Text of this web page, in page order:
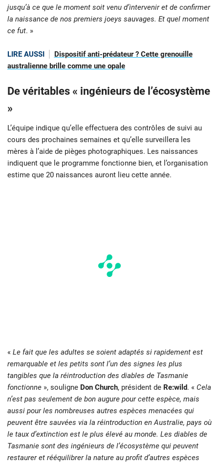
jusqu’à ce que le moment soit venu d’intervenir et de confirmer
la naissance de nos premiers joeys sauvages. Et quel moment
ce fut. »
LIRE AUSSI
Dispositif anti-prédateur ? Cette grenouille
australienne brille comme une opale
De véritables « ingénieurs de l’écosystème
»
L’équipe indique qu’elle effectuera des contrôles de suivi au
cours des prochaines semaines et qu’elle surveillera les
mères à l’aide de pièges photographiques. Les naissances
indiquent que le programme fonctionne bien, et l’organisation
estime que 20 naissances auront lieu cette année.
« Le fait que les adultes se soient adaptés si rapidement est
remarquable et les petits sont l’un des signes les plus
tangibles que la réintroduction des diables de Tasmanie
fonctionne », souligne Don Church, président de Re:wild. « Cela
n’est pas seulement de bon augure pour cette espèce, mais
aussi pour les nombreuses autres espèces menacées qui
peuvent être sauvées via la réintroduction en Australie, pays où
le taux d’extinction est le plus élevé au monde. Les diables de
Tasmanie sont des ingénieurs de l’écosystème qui peuvent
restaurer et rééquilibrer la nature au profit d’autres espèces